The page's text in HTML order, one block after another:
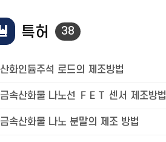
특허 38
산화인듐주석 로드의 제조방법
금속산화물 나노선 ＦＥＴ 센서 제조방법
금속산화물 나노 분말의 제조 방법